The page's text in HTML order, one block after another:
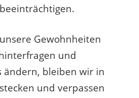
Gewohnheiten
und
ändern, bleiben wir in
und verpassen